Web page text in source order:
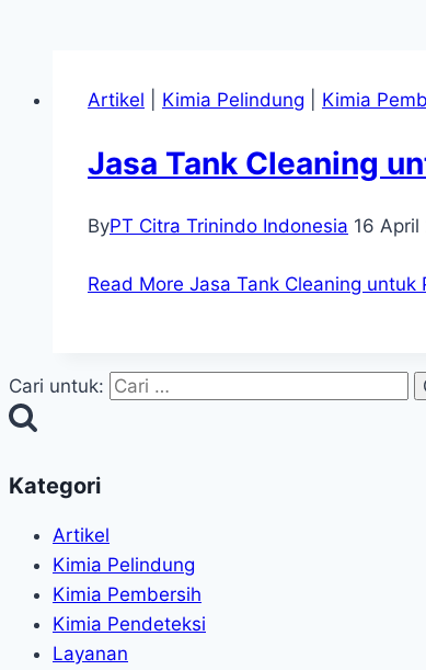
Artikel Kimia Pelindung Kimia
Jasa Tank Cleaning
ByPT Citra Trinindo Indonesia 16 April
Read More Jasa Tank Cleaning untuk
Cari untuk:
Kategori
Artikel
Kimia Pelindung
Kimia Pembersih
Kimia Pendeteksi
Layanan